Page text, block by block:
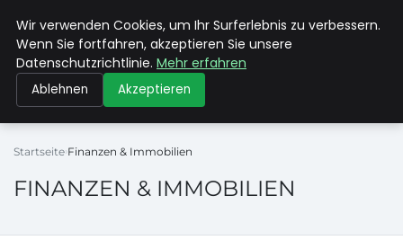
MAX NEUKIRCHNER
Startseite Finanzen & Immobilien
FINANZEN & IMMOBILIEN
Wir verwenden Cookies, um Ihr Surferlebnis zu verbessern.
Wenn Sie fortfahren, akzeptieren Sie unsere
Datenschutzrichtlinie. Mehr erfahren
Ablehnen Akzeptieren